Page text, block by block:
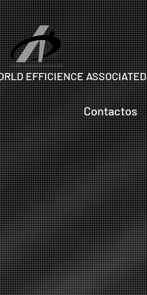
EFFICIENCE ASSOCIATED
Contactos